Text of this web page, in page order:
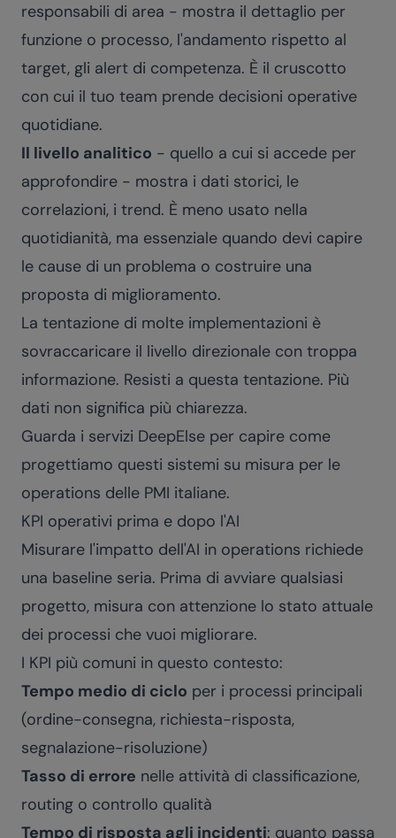
responsabili di area - mostra il dettaglio per
funzione o processo, l'andamento rispetto al
target, gli alert di competenza. È il cruscotto
con cui il tuo team prende decisioni operative
quotidiane.
Il livello analitico - quello a cui si accede per
approfondire - mostra i dati storici, le
correlazioni, i trend. È meno usato nella
quotidianità, ma essenziale quando devi capire
le cause di un problema o costruire una
proposta di miglioramento.
La tentazione di molte implementazioni è
sovraccaricare il livello direzionale con troppa
informazione. Resisti a questa tentazione. Più
dati non significa più chiarezza.
Guarda i servizi DeepElse per capire come
progettiamo questi sistemi su misura per le
operations delle PMI italiane.
KPI operativi prima e dopo l'AI
Misurare l'impatto dell'AI in operations richiede
una baseline seria. Prima di avviare qualsiasi
progetto, misura con attenzione lo stato attuale
dei processi che vuoi migliorare.
I KPI più comuni in questo contesto:
Tempo medio di ciclo per i processi principali
(ordine-consegna, richiesta-risposta,
segnalazione-risoluzione)
Tasso di errore nelle attività di classificazione,
routing o controllo qualità
Tempo di risposta agli incidenti: quanto passa